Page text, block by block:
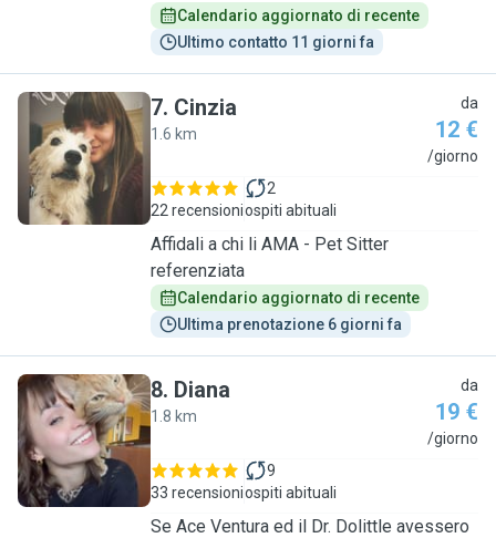
Calendario aggiornato di recente
Ultimo contatto 11 giorni fa
C
7. Cinzia
1.6 km
da
12 €
/giorno
22 recensioni
2
ospiti abituali
Affidali a chi li AMA - Pet Sitter
referenziata
Calendario aggiornato di recente
Ultima prenotazione 6 giorni fa
D
8. Diana
1.8 km
da
19 €
/giorno
33 recensioni
9
ospiti abituali
Se Ace Ventura ed il Dr. Dolittle avessero